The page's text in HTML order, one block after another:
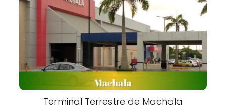
Terminal Terrestre de Machala